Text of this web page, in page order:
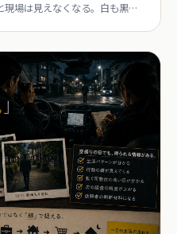
場は見えなくなる。白も黒も